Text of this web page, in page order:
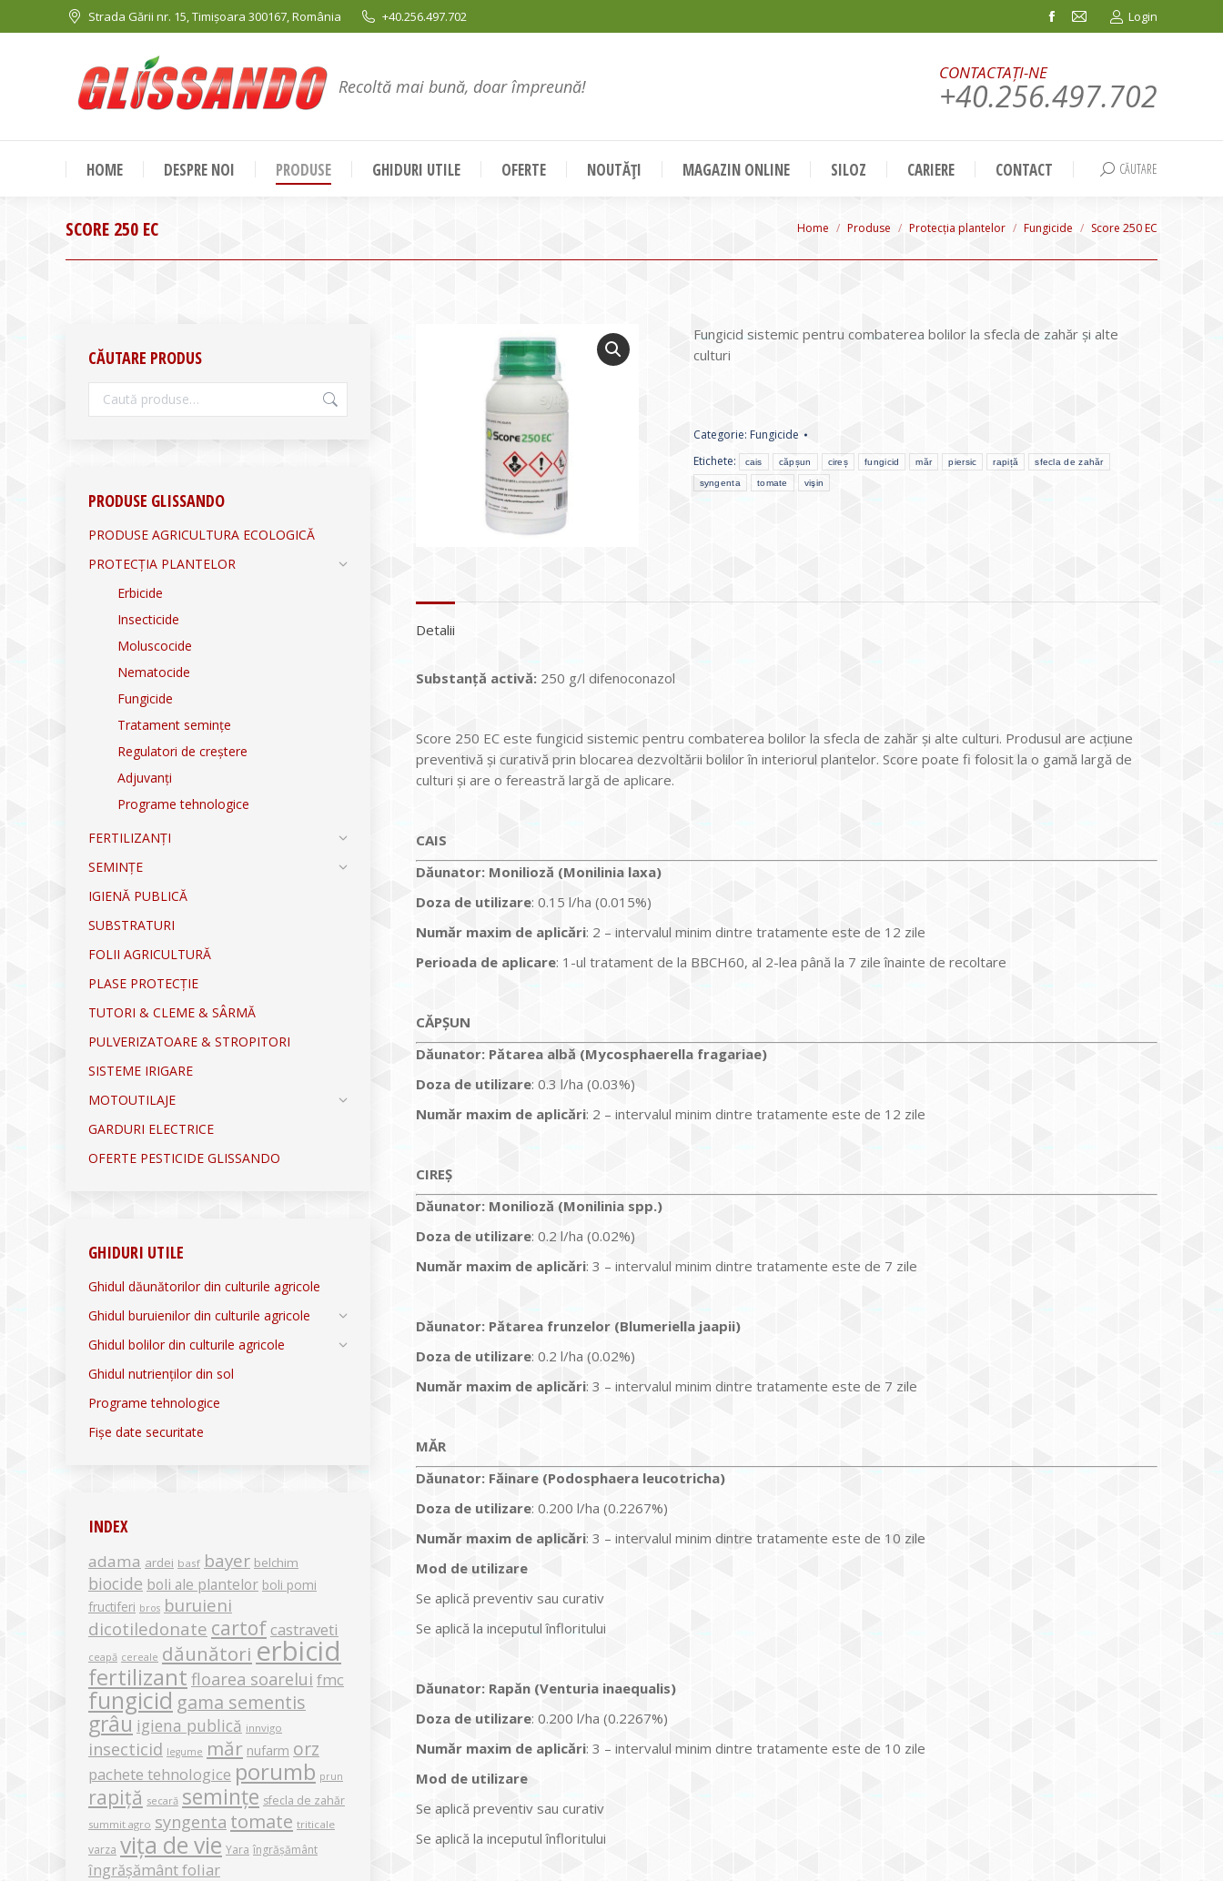
Strada Gării nr. 15, Timișoara 300167, România +40.256.497.702
Facebook
in
window
Mail
in
window
Login
Recoltă mai bună, doar împreună!
CONTACTAȚI-NE
+40.256.497.702
HOME DESPRE NOI PRODUSE GHIDURI UTILE OFERTE NOUTĂȚI MAGAZIN ONLINE SILOZ CARIERE CONTACT Search:
CĂUTARE
SCORE 250 EC You are here:
Home Produse Protecția plantelor Fungicide Score 250 EC
Fungicid sistemic pentru combaterea bolilor la sfecla de zahăr şi alte
culturi
Categorie: Fungicide
Etichete:
cais căpșun cireș fungicid măr piersic rapiță sfecla de zahăr
syngenta tomate vişin
Detalii
Substanță activă: 250 g/l difenoconazol
Score 250 EC este fungicid sistemic pentru combaterea bolilor la sfecla de zahăr şi alte culturi. Produsul are acţiune
preventivă şi curativă prin blocarea dezvoltării bolilor în interiorul plantelor. Score poate fi folosit la o gamă largă de
culturi şi are o fereastră largă de aplicare.
CAIS
Dăunator: Monilioză (Monilinia laxa)
Doza de utilizare: 0.15 l/ha (0.015%)
Număr maxim de aplicări: 2 – intervalul minim dintre tratamente este de 12 zile
Perioada de aplicare: 1-ul tratament de la BBCH60, al 2-lea până la 7 zile înainte de recoltare
CĂPȘUN
Dăunator: Pătarea albă (Mycosphaerella fragariae)
Doza de utilizare: 0.3 l/ha (0.03%)
Număr maxim de aplicări: 2 – intervalul minim dintre tratamente este de 12 zile
CIREȘ
Dăunator: Monilioză (Monilinia spp.)
Doza de utilizare: 0.2 l/ha (0.02%)
Număr maxim de aplicări: 3 – intervalul minim dintre tratamente este de 7 zile
Dăunator: Pătarea frunzelor (Blumeriella jaapii)
Doza de utilizare: 0.2 l/ha (0.02%)
Număr maxim de aplicări: 3 – intervalul minim dintre tratamente este de 7 zile
MĂR
Dăunator: Făinare (Podosphaera leucotricha)
Doza de utilizare: 0.200 l/ha (0.2267%)
Număr maxim de aplicări: 3 – intervalul minim dintre tratamente este de 10 zile
Mod de utilizare
Se aplică preventiv sau curativ
Se aplică la inceputul înfloritului
Dăunator: Rapăn (Venturia inaequalis)
Doza de utilizare: 0.200 l/ha (0.2267%)
Număr maxim de aplicări: 3 – intervalul minim dintre tratamente este de 10 zile
Mod de utilizare
Se aplică preventiv sau curativ
Se aplică la inceputul înfloritului
CĂUTARE PRODUS
PRODUSE GLISSANDO
PRODUSE AGRICULTURA ECOLOGICĂ
PROTECȚIA PLANTELOR
Erbicide
Insecticide
Moluscocide
Nematocide
Fungicide
Tratament semințe
Regulatori de creștere
Adjuvanți
Programe tehnologice
FERTILIZANȚI
SEMINȚE
IGIENĂ PUBLICĂ
SUBSTRATURI
FOLII AGRICULTURĂ
PLASE PROTECȚIE
TUTORI & CLEME & SÂRMĂ
PULVERIZATOARE & STROPITORI
SISTEME IRIGARE
MOTOUTILAJE
GARDURI ELECTRICE
OFERTE PESTICIDE GLISSANDO
GHIDURI UTILE
Ghidul dăunătorilor din culturile agricole
Ghidul buruienilor din culturile agricole
Ghidul bolilor din culturile agricole
Ghidul nutrienților din sol
Programe tehnologice
Fișe date securitate
INDEX
adama ardei basf bayer belchim
biocide boli ale plantelor boli pomi
fructiferi bros buruieni
dicotiledonate cartof castraveti
ceapă cereale dăunători erbicid
fertilizant floarea soarelui fmc
fungicid gama sementis
grâu igiena publică innvigo
insecticid legume măr nufarm orz
pachete tehnologice porumb prun
rapiță secară semințe sfecla de zahăr
summit agro syngenta tomate triticale
varza vița de vie Yara îngrășământ
îngrășământ foliar